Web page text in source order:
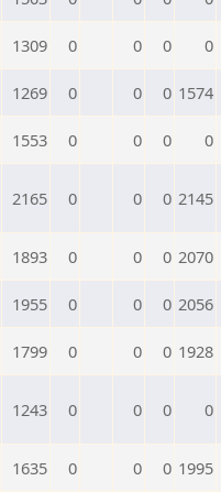
1309 0 0 0 0
1269 0 0 0 1574
1553 0 0 0 0
2165 0 0 0 2145
1893 0 0 0 2070
1955 0 0 0 2056
1799 0 0 0 1928
1243 0 0 0 0
1635 0 0 0 1995